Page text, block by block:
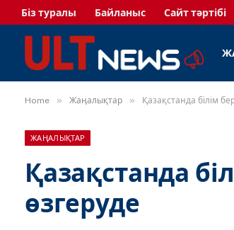
Біз туралы Байланыс Сайт тәртібі
Home » Жаңалықтар » Қазақстанда білім
ЖАҢАЛЫҚТАР
Қазақстанда
өзгеруде